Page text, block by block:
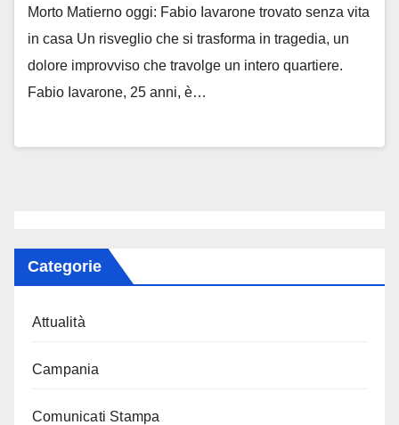
Morto Matierno oggi: Fabio Iavarone trovato senza vita
in casa Un risveglio che si trasforma in tragedia, un
dolore improvviso che travolge un intero quartiere.
Fabio Iavarone, 25 anni, è…
Categorie
Attualità
Campania
Comunicati Stampa